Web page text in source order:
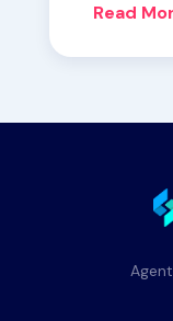
Read